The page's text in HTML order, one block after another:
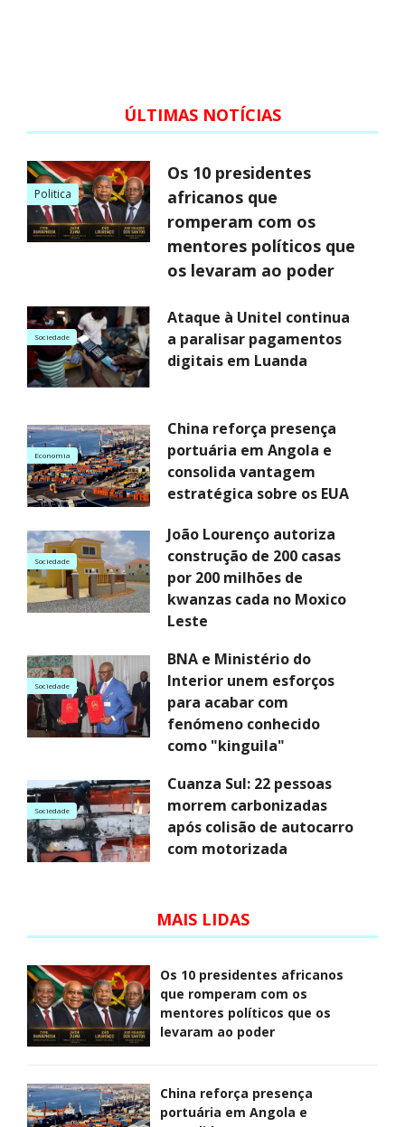
ÚLTIMAS NOTÍCIAS
Politica
Os 10 presidentes
africanos que
romperam com os
mentores políticos que
os levaram ao poder
Sociedade
Ataque à Unitel continua
a paralisar pagamentos
digitais em Luanda
Economia
China reforça presença
portuária em Angola e
consolida vantagem
estratégica sobre os EUA
Sociedade
João Lourenço autoriza
construção de 200 casas
por 200 milhões de
kwanzas cada no Moxico
Leste
Sociedade
BNA e Ministério do
Interior unem esforços
para acabar com
fenómeno conhecido
como "kinguila"
Sociedade
Cuanza Sul: 22 pessoas
morrem carbonizadas
após colisão de autocarro
com motorizada
MAIS LIDAS
Os 10 presidentes africanos
que romperam com os
mentores políticos que os
levaram ao poder
China reforça presença
portuária em Angola e